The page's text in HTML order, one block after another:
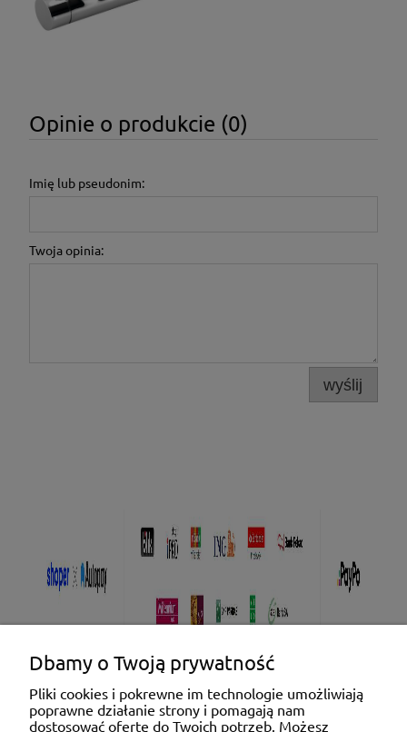
Opinie o produkcie (0)
Imię lub pseudonim:
Twoja opinia:
wyślij
Pomoc
Dbamy o Twoją prywatność
Pliki cookies i pokrewne im technologie umożliwiają
poprawne działanie strony i pomagają nam
dostosować ofertę do Twoich potrzeb. Możesz